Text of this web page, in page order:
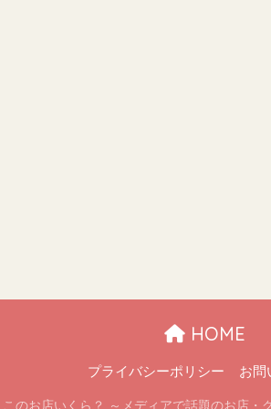
HOME
プライバシーポリシー お問
のお店いくら？ ～メディアで話題のお店・